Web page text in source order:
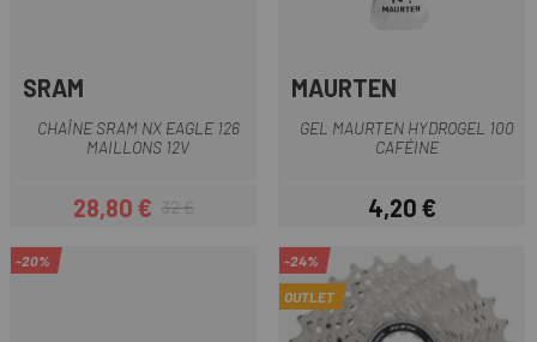
SRAM
CHAÎNE SRAM NX EAGLE 126
MAILLONS 12V
Prix
28,80 €Prix habituel
32 €
MAURTEN
GEL MAURTEN HYDROGEL 100
CAFÉINE
Prix
4,20 €
-20% -24%
OUTLET